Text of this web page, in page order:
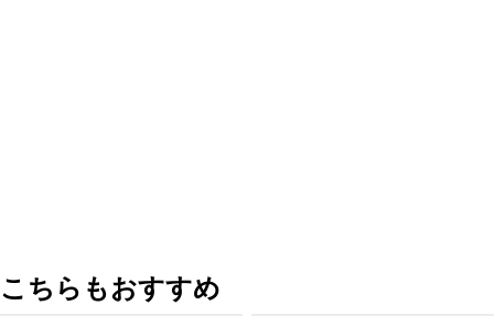
こちらもおすすめ